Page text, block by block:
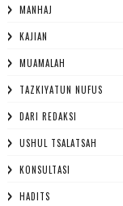
MANHAJ
KAJIAN
MUAMALAH
TAZKIYATUN NUFUS
DARI REDAKSI
USHUL TSALATSAH
KONSULTASI
HADITS